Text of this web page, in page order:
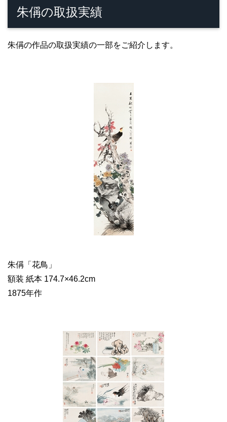
朱偁の取扱実績
朱偁の作品の取扱実績の一部をご紹介します。
朱偁「花鳥」
額装 紙本 174.7×46.2cm
1875年作